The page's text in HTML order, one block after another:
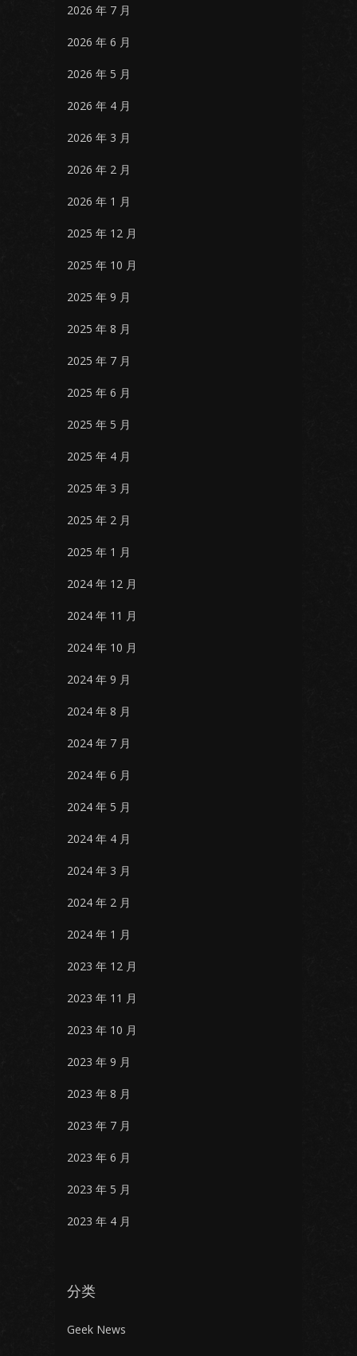
2026 年 7 月
2026 年 6 月
2026 年 5 月
2026 年 4 月
2026 年 3 月
2026 年 2 月
2026 年 1 月
2025 年 12 月
2025 年 10 月
2025 年 9 月
2025 年 8 月
2025 年 7 月
2025 年 6 月
2025 年 5 月
2025 年 4 月
2025 年 3 月
2025 年 2 月
2025 年 1 月
2024 年 12 月
2024 年 11 月
2024 年 10 月
2024 年 9 月
2024 年 8 月
2024 年 7 月
2024 年 6 月
2024 年 5 月
2024 年 4 月
2024 年 3 月
2024 年 2 月
2024 年 1 月
2023 年 12 月
2023 年 11 月
2023 年 10 月
2023 年 9 月
2023 年 8 月
2023 年 7 月
2023 年 6 月
2023 年 5 月
2023 年 4 月
分类
Geek News